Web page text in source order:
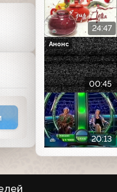
24:47
00:45
Анонс
20:13